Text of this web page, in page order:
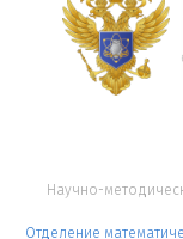
Научно-
Отделение